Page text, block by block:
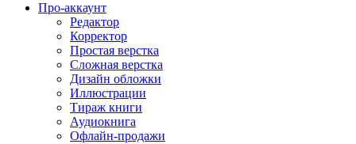
Про-аккаунт
Редактор
Корректор
Простая верстка
Сложная верстка
Дизайн обложки
Иллюстрации
Тираж книги
Аудиокнига
Офлайн-продажи